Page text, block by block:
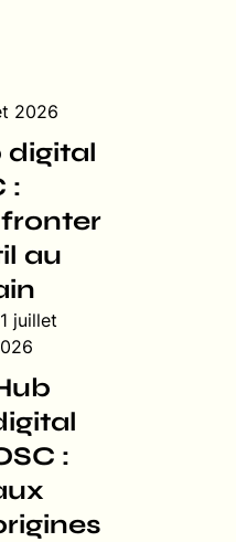
2026
digital
:
au
juillet
: